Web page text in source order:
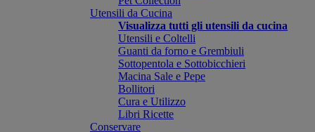
Utensili da Cucina
Visualizza tutti gli utensili da cucina
Utensili e Coltelli
Guanti da forno e Grembiuli
Sottopentola e Sottobicchieri
Macina Sale e Pepe
Bollitori
Cura e Utilizzo
Libri Ricette
Conservare